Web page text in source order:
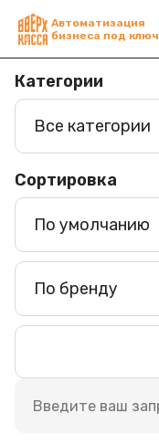
Автоматизация
бизнеса под ключ
Категории
Все категории
Сортировка
По умолчанию
По бренду